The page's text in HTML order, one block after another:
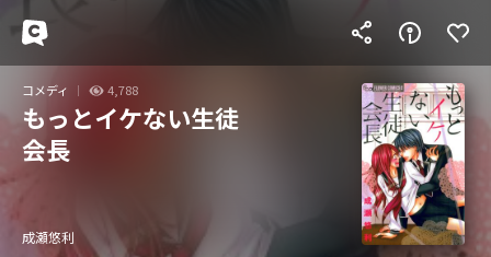
コメディ 4,788
もっとイケない生徒
会長
成瀬悠利